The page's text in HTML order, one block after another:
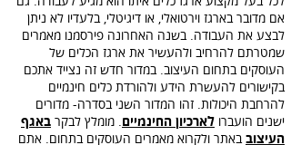
אם מדובר בארגז וירטואלי, או דיגיטלי, בלעדיו לא ניתן
לבצע את העבודה. בשנה האחרונה פירסמנו מאמרים
שמטרתם להרחיב ולהעשיר את ארגז הכלים של
העוסקים בתחום העיצוב. במדור חדש זה נצייד אתכם
בקישורים להעשרת הידע ולהורדת כלים חינמיים
להרחבת היכולות. זהו המדור השני בסדרה- מדורים
ישנים הועברו לארכיון החינמיים. מומלץ לבקר באגף
העיצובבאתר ולקרוא מאמרים העוסקים בתחום. אתם